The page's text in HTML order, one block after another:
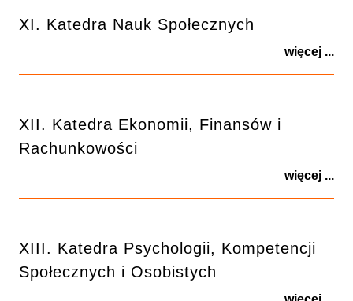
XI. Katedra Nauk Społecznych
więcej ...
XII. Katedra Ekonomii, Finansów i
Rachunkowości
więcej ...
XIII. Katedra Psychologii, Kompetencji
Społecznych i Osobistych